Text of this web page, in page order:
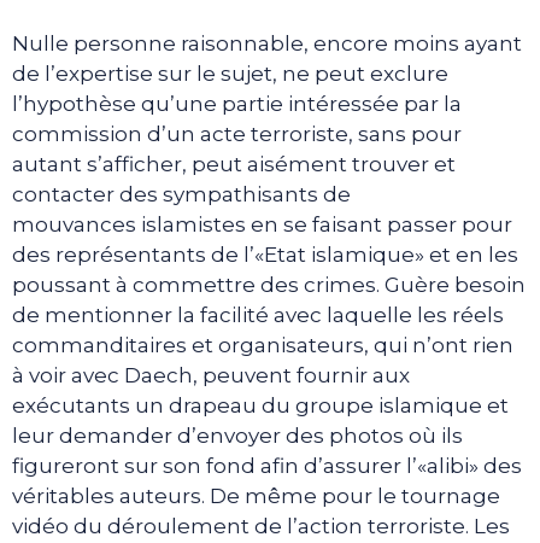
Nulle personne raisonnable, encore moins ayant
de l’expertise sur le sujet, ne peut exclure
l’hypothèse qu’une partie intéressée par la
commission d’un acte terroriste, sans pour
autant s’afficher, peut aisément trouver et
contacter des sympathisants de
mouvances islamistes en se faisant passer pour
des représentants de l’«Etat islamique» et en les
poussant à commettre des crimes. Guère besoin
de mentionner la facilité avec laquelle les réels
commanditaires et organisateurs, qui n’ont rien
à voir avec Daech, peuvent fournir aux
exécutants un drapeau du groupe islamique et
leur demander d’envoyer des photos où ils
figureront sur son fond afin d’assurer l’«alibi» des
véritables auteurs. De même pour le tournage
vidéo du déroulement de l’action terroriste. Les